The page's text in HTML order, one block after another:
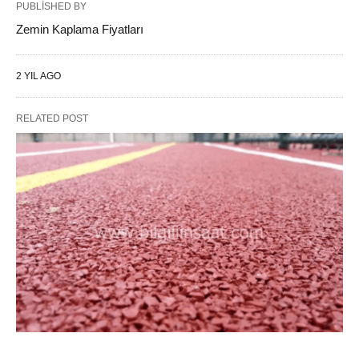
PUBLISHED BY
Zemin Kaplama Fiyatları
2 YIL AGO
RELATED POST